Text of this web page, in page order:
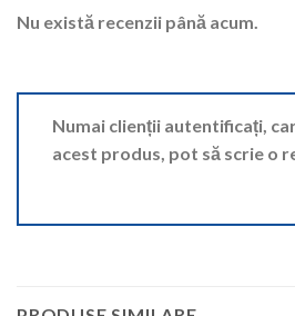
Nu există recenzii până acum.
Numai clienții autentificați,
acest produs, pot să scrie o